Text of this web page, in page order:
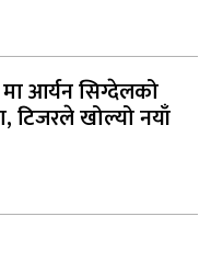
मा आर्यन सिग्देलको
टिजरले खोल्यो नयाँ